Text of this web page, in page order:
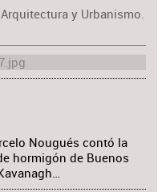
y Urbanismo.
Nougués contó la
hormigón de Buenos